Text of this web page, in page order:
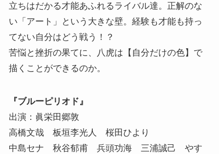
立ちはだかる才能あふれるライバル達。正解のな
い「アート」という大きな壁。経験も才能も持っ
てない自分はどう戦う！？
苦悩と挫折の果てに、八虎は【自分だけの色】で
描くことができるのか。
『ブルーピリオド』
出演：眞栄田郷敦
高橋文哉 板垣李光人 桜田ひより
中島セナ 秋谷郁甫 兵頭功海 三浦誠己 やす